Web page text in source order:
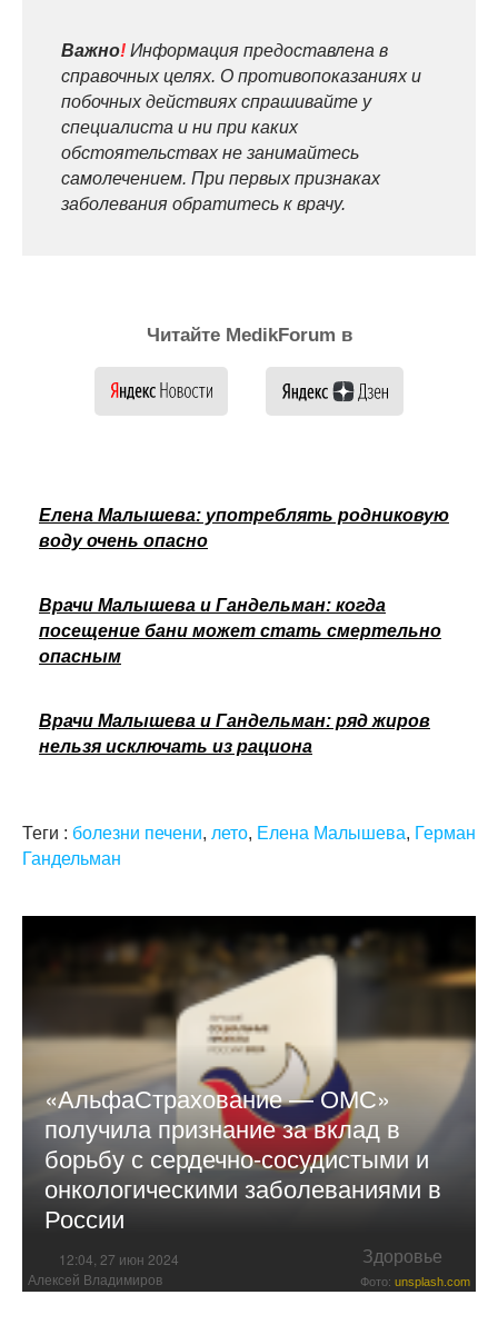
Важно! Информация предоставлена в
справочных целях. О противопоказаниях и
побочных действиях спрашивайте у
специалиста и ни при каких
обстоятельствах не занимайтесь
самолечением. При первых признаках
заболевания обратитесь к врачу.
Читайте MedikForum в
Елена Малышева: употреблять родниковую
воду очень опасно
Врачи Малышева и Гандельман: когда
посещение бани может стать смертельно
опасным
Врачи Малышева и Гандельман: ряд жиров
нельзя исключать из рациона
Теги : болезни печени, лето, Елена Малышева, Герман
Гандельман
«АльфаСтрахование — ОМС»
получила признание за вклад в
борьбу с сердечно-сосудистыми и
онкологическими заболеваниями в
России
12:04, 27 июн 2024 Здоровье
Алексей Владимиров Фото: unsplash.com